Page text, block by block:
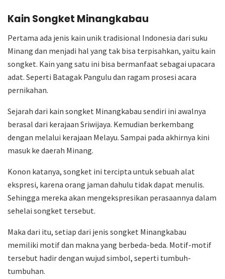
Kain Songket Minangkabau
Pertama ada jenis kain unik tradisional Indonesia dari suku
Minang dan menjadi hal yang tak bisa terpisahkan, yaitu kain
songket. Kain yang satu ini bisa bermanfaat sebagai upacara
adat. Seperti Batagak Pangulu dan ragam prosesi acara
pernikahan.
Sejarah dari kain songket Minangkabau sendiri ini awalnya
berasal dari kerajaan Sriwijaya. Kemudian berkembang
dengan melalui kerajaan Melayu. Sampai pada akhirnya kini
masuk ke daerah Minang.
Konon katanya, songket ini tercipta untuk sebuah alat
ekspresi, karena orang jaman dahulu tidak dapat menulis.
Sehingga mereka akan mengekspresikan perasaannya dalam
sehelai songket tersebut.
Maka dari itu, setiap dari jenis songket Minangkabau
memiliki motif dan makna yang berbeda-beda. Motif-motif
tersebut hadir dengan wujud simbol, seperti tumbuh-
tumbuhan.